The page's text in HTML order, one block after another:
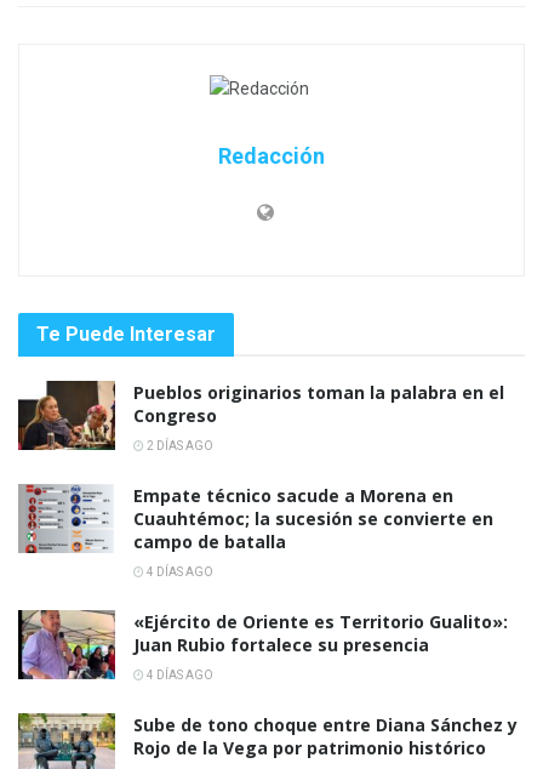
Redacción
Te Puede Interesar
Pueblos originarios toman la palabra en el
Congreso
2 DÍAS AGO
Empate técnico sacude a Morena en
Cuauhtémoc; la sucesión se convierte en
campo de batalla
4 DÍAS AGO
«Ejército de Oriente es Territorio Gualito»:
Juan Rubio fortalece su presencia
4 DÍAS AGO
Sube de tono choque entre Diana Sánchez y
Rojo de la Vega por patrimonio histórico